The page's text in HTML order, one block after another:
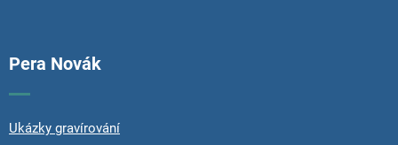
Pera Novák
Ukázky gravírování